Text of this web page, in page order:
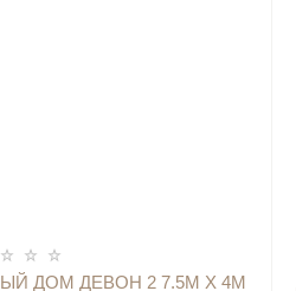
ДОМ ДЕВОН 2 7.5М Х 4М
КУПИТЬ